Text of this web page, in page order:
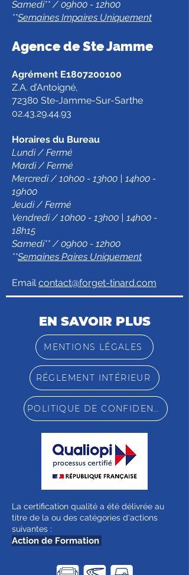
Samedi** / 09h00 - 12h00
**Semaines Impaires Uniquement
Agence de Ste Jamme
Agrément E1807200100
Z.A. d’Antoigné,
72380 Ste-Jamme-Sur-Sarthe
02.43.29.44.93
Horaires du Bureau
Lundi / Fermé
Mardi / Fermé
Mercredi / 10h00 - 13h00 | 14h00 -
19h00
Jeudi / Fermé
Vendredi / 10h00 - 13h00 | 14h00 -
18h15
Samedi** / 09h00 - 12h00
**Semaines Paires Uniquement
Emailcontact@forget-tinard.com
EN SAVOIR PLUS
MENTIONS LÉGALES
RÉGLEMENT INTÉRIEUR
POLITIQUE DE CONFIDENTIALITÉ
La certification qualité a été délivrée au
titre de la ou des catégories d'actions
suivantes :
Action de Formation